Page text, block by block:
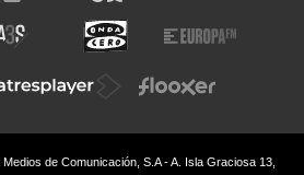
de Comunicación, S.A - A. Isla Graciosa 13,